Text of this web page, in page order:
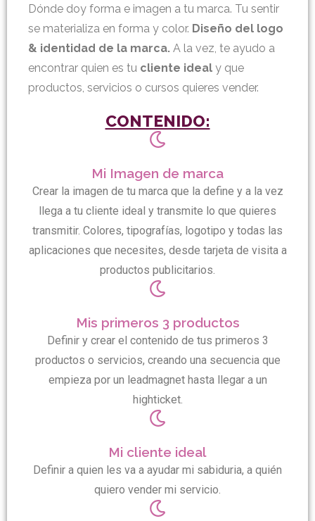
Dónde doy forma e imagen a tu marca. Tu sentir
se materializa en forma y color. Diseño del logo
& identidad de la marca. A la vez, te ayudo a
encontrar quien es tu cliente ideal y que
productos, servicios o cursos quieres vender.
CONTENIDO:
Mi Imagen de marca
Crear la imagen de tu marca que la define y a la vez
llega a tu cliente ideal y transmite lo que quieres
transmitir. Colores, tipografías, logotipo y todas las
aplicaciones que necesites, desde tarjeta de visita a
productos publicitarios.
Mis primeros 3 productos
Definir y crear el contenido de tus primeros 3
productos o servicios, creando una secuencia que
empieza por un leadmagnet hasta llegar a un
highticket.
Mi cliente ideal
Definir a quien les va a ayudar mi sabiduria, a quién
quiero vender mi servicio.